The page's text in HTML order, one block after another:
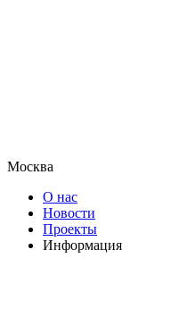
Москва
О нас
Новости
Проекты
Информация